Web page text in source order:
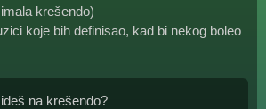
krešendo)
koje bih definisao, kad bi nekog boleo
na krešendo?